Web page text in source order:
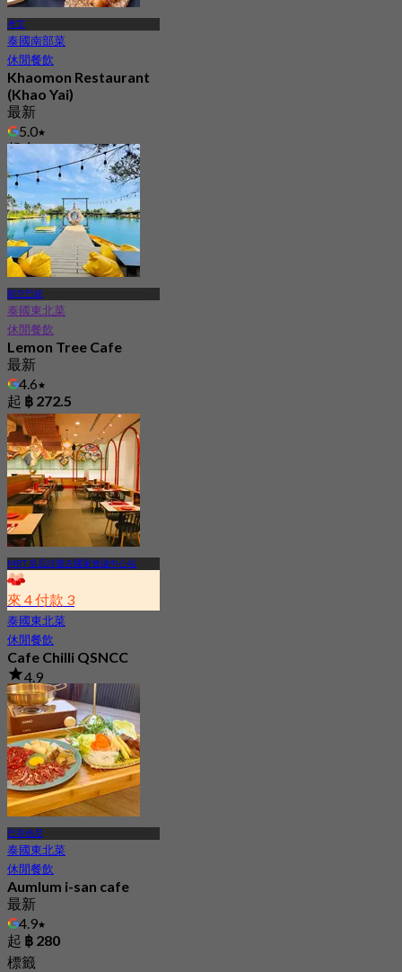
考艾
泰國南部菜
休閒餐飲
Khaomon Restaurant
(Khao Yai)
最新
5.0
起฿ 575
那空巴統
泰國東北菜
休閒餐飲
Lemon Tree Cafe
最新
4.6
起 ฿ 272.5
MRT 皇后詩麗吉國家會議中心站
來 4 付款 3
泰國東北菜
休閒餐飲
Cafe Chilli QSNCC
4.9
275 已預訂
起฿ 395
巴吞他尼
泰國東北菜
休閒餐飲
Aumlum i-san cafe
最新
4.9
起 ฿ 280
標籤